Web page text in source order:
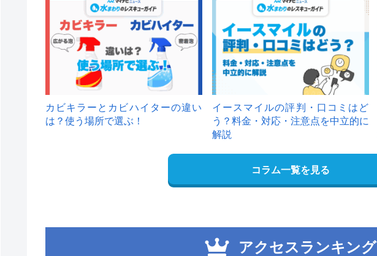
カビキラーとカビハイターの違い
は？使う場所で選ぶ！
イースマイルの評判・口コミはど
う？料金・対応・注意点を中立的に
解説
コラム一覧を見る
アクセスランキング